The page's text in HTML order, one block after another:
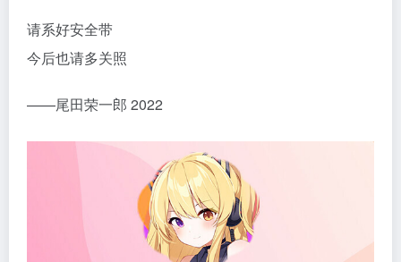
请系好安全带
今后也请多关照
——尾田荣一郎 2022